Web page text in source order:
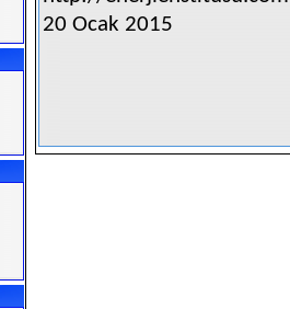
20 Ocak 2015